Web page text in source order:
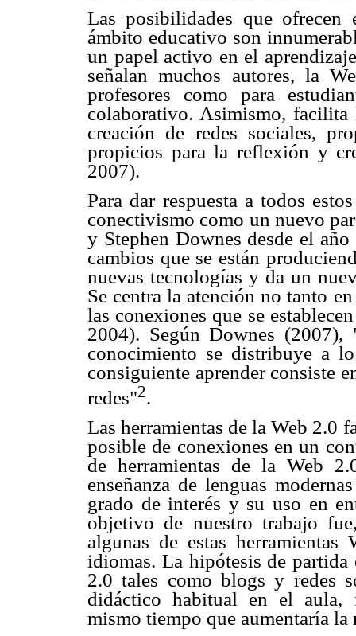
Las posibilidades que ofrecen
ámbito educativo son
un papel activo en el
señalan muchos autores, la
profesores como para
colaborativo. Asimismo,
creación de redes sociales,
propicios para la reflexión y
2007).
Para dar respuesta a todos
conectivismo como un nuevo
y Stephen Downes desde el
cambios que se están
nuevas tecnologías y da un
Se centra la atención no tanto
las conexiones que se
2004). Según Downes
conocimiento se distribuye a
consiguiente aprender consiste
redes"2.
Las herramientas de la Web 2.0
posible de conexiones en un
de herramientas de la Web
enseñanza de lenguas
grado de interés y su uso en
objetivo de nuestro trabajo
algunas de estas herramientas
idiomas. La hipótesis de partida
2.0 tales como blogs y redes
didáctico habitual en el aula,
mismo tiempo que aumentaría